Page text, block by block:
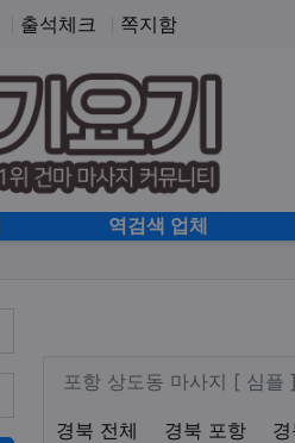
출석체크 쪽지함
역검색 업체
포항 상도동
업체 정보
포항 상도동
포항 상도동 마사지 [ 심
경북 전체 경북 포항
지역1
테마